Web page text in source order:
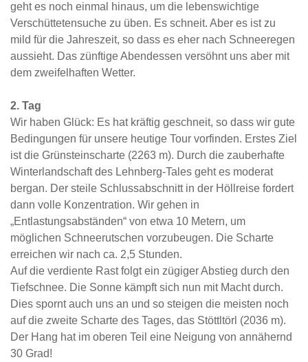
geht es noch einmal hinaus, um die lebenswichtige
Verschüttetensuche zu üben. Es schneit. Aber es ist zu
mild für die Jahreszeit, so dass es eher nach Schneeregen
aussieht. Das zünftige Abendessen versöhnt uns aber mit
dem zweifelhaften Wetter.
2. Tag
Wir haben Glück: Es hat kräftig geschneit, so dass wir gute
Bedingungen für unsere heutige Tour vorfinden. Erstes Ziel
ist die Grünsteinscharte (2263 m). Durch die zauberhafte
Winterlandschaft des Lehnberg-Tales geht es moderat
bergan. Der steile Schlussabschnitt in der Höllreise fordert
dann volle Konzentration. Wir gehen in
„Entlastungsabständen“ von etwa 10 Metern, um
möglichen Schneerutschen vorzubeugen. Die Scharte
erreichen wir nach ca. 2,5 Stunden.
Auf die verdiente Rast folgt ein zügiger Abstieg durch den
Tiefschnee. Die Sonne kämpft sich nun mit Macht durch.
Dies spornt auch uns an und so steigen die meisten noch
auf die zweite Scharte des Tages, das Stöttltörl (2036 m).
Der Hang hat im oberen Teil eine Neigung von annähernd
30 Grad!